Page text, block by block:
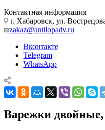
Контактная информация
г. Хабаровск, ул.
zakaz@antilopadv.ru
Вконтакте
Telegram
WhatsApp
Варежки